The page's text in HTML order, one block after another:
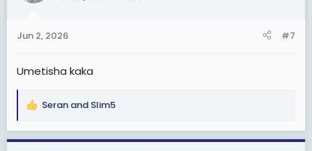
s
Jun 2, 2026 #7
Umetisha kaka
R
a
Seran and Slim5